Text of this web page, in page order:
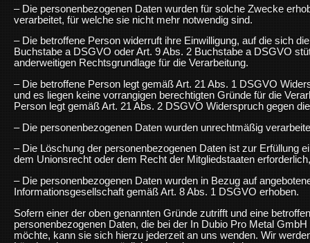
– Die personenbezogenen Daten wurden für solche Zwecke
verarbeitet, für welche sie nicht mehr notwendig sind.
– Die betroffene Person widerruft ihre Einwilligung, auf die sich
Buchstabe a DSGVO oder Art. 9 Abs. 2 Buchstabe a DSGVO
anderweitigen Rechtsgrundlage für die Verarbeitung.
– Die betroffene Person legt gemäß Art. 21 Abs. 1 DSGVO
und es liegen keine vorrangigen berechtigten Gründe für die
Person legt gemäß Art. 21 Abs. 2 DSGVO Widerspruch gegen
– Die personenbezogenen Daten wurden unrechtmäßig
– Die Löschung der personenbezogenen Daten ist zur Erfüllung
dem Unionsrecht oder dem Recht der Mitgliedstaaten
– Die personenbezogenen Daten wurden in Bezug auf
Informationsgesellschaft gemäß Art. 8 Abs. 1 DSGVO erhoben.
Sofern einer der oben genannten Gründe zutrifft und eine
personenbezogenen Daten, die bei der In Dubio Pro Metal
möchte, kann sie sich hierzu jederzeit an uns wenden. Wir